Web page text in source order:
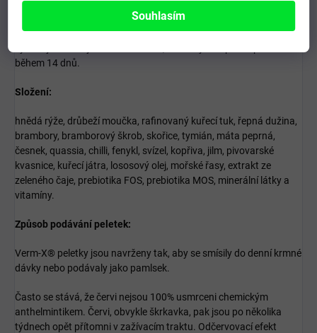
Souhlasím
Štěňatům ve věku 3 - 6 měsíců podávejte poloviční dávku. Dávka
pro dospělého jedince může být podávána až od věku 6 měsíců.
100g balení vydrží pro 1 malého psa 1 měsíc. Při okolnostech
během 14 dnů.
Složení:
hnědá rýže, drůbeží moučka, rafinovaný kuřecí tuk, řepná dužina,
brambory, bramborový škrob, skořice, tymián, máta peprná,
česnek, quassia, chilli, fenykl, svízel, kopřiva, jilm, pivovarské
kvasnice, kuřecí játra, lososový olej, mořské řasy, extrakt ze
zeleného čaje, prebiotika FOS, prebiotika MOS, minerální látky a
vitamíny.
Způsob podávání peletek:
Verm-X® peletky jsou navrženy tak, aby se smísily do denní krmné
dávky nebo podávaly jako pamlsek.
Často se stává, že červi nejsou 100% usmrceni chemickým
anthelmintikem. Červi, obvykle škrkavka, pak jsou po několika
týdnech opět přítomni v zažívacím traktu. Odčervovací efekt